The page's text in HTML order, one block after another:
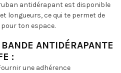
antidérapant est disponible
longueurs, ce qui te permet de
ton espace.
ANTIDÉRAPANTE
:
une adhérence